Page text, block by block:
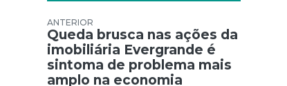
Navegação de Post
Queda brusca nas ações da
imobiliária Evergrande é
sintoma de problema mais
amplo na economia